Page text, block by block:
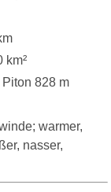
km²
Piton 828 m
warmer,
nasser,